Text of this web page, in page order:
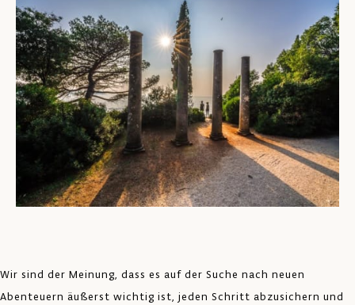
Wir sind der Meinung, dass es auf der Suche nach neuen
Abenteuern äußerst wichtig ist, jeden Schritt abzusichern und